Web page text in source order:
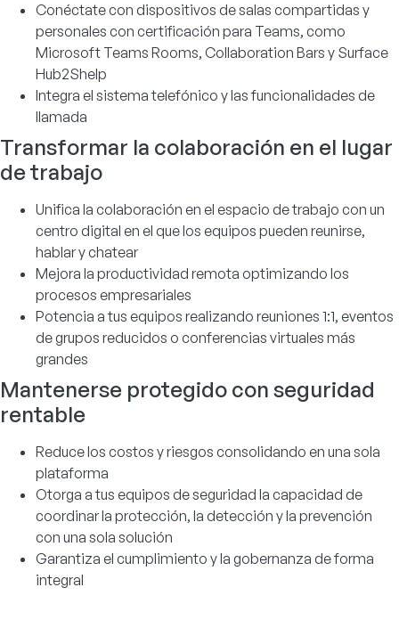
Conéctate con dispositivos de salas compartidas y
personales con certificación para Teams, como
Microsoft Teams Rooms, Collaboration Bars y Surface
Hub2Shelp
Integra el sistema telefónico y las funcionalidades de
llamada
Transformar la colaboración en el lugar
de trabajo
Unifica la colaboración en el espacio de trabajo con un
centro digital en el que los equipos pueden reunirse,
hablar y chatear
Mejora la productividad remota optimizando los
procesos empresariales
Potencia a tus equipos realizando reuniones 1:1, eventos
de grupos reducidos o conferencias virtuales más
grandes
Mantenerse protegido con seguridad
rentable
Reduce los costos y riesgos consolidando en una sola
plataforma
Otorga a tus equipos de seguridad la capacidad de
coordinar la protección, la detección y la prevención
con una sola solución
Garantiza el cumplimiento y la gobernanza de forma
integral